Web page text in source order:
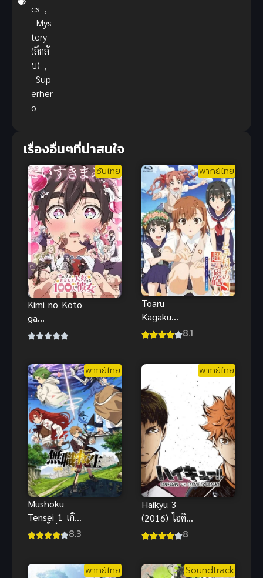
cs ,
Mys
tery
(ลึกลั
บ) ,
Sup
erher
o
เรื่องอื่นๆที่น่าสนใจ
ซับไทย
Kimi no Koto
ga
Daidaidaidaid
Kanojo
Season 2 รัก
รักรักรักรักเธอ
หมดหัวใจจาก
แฟนสาว 100
คน ภาค 2
พากย์ไทย
Toaru
Kagaku
Railgun S เรล
ไทย
8.1
พากย์ไทย
Mushoku
Tensei 1 เกิด
ชาตินี้พี่ต้อง8.3
พากย์ไทย
Haikyu 3
(2016) ไฮคิว!!
คู่ตบฟ้า
8
พากย์ไทย Soundtrack